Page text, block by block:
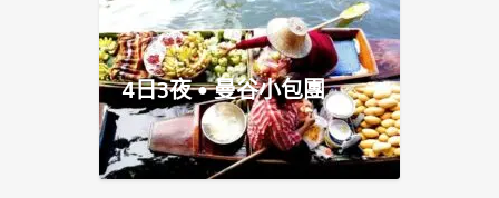
4日3夜 • 曼谷小包團